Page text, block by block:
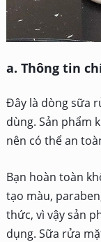
a. Thông tin
Đây là dòng sữa
dùng. Sản phẩm
nên có thể an
Bạn hoàn toàn
tạo màu,
thức, vì vậy sản
dụng. Sữa rửa